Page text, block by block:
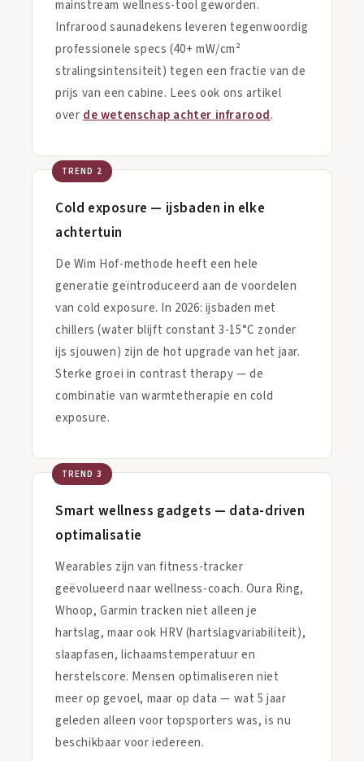
mainstream wellness-tool geworden.
Infrarood saunadekens leveren tegenwoordig
professionele specs (40+ mW/cm²
stralingsintensiteit) tegen een fractie van de
prijs van een cabine. Lees ook ons artikel
over de wetenschap achter infrarood.
TREND 2
Cold exposure — ijsbaden in elke
achtertuin
De Wim Hof-methode heeft een hele
generatie geïntroduceerd aan de voordelen
van cold exposure. In 2026: ijsbaden met
chillers (water blijft constant 3-15°C zonder
ijs sjouwen) zijn de hot upgrade van het jaar.
Sterke groei in contrast therapy — de
combinatie van warmtetherapie en cold
exposure.
TREND 3
Smart wellness gadgets — data-driven
optimalisatie
Wearables zijn van fitness-tracker
geëvolueerd naar wellness-coach. Oura Ring,
Whoop, Garmin tracken niet alleen je
hartslag, maar ook HRV (hartslagvariabiliteit),
slaapfasen, lichaamstemperatuur en
herstelscore. Mensen optimaliseren niet
meer op gevoel, maar op data — wat 5 jaar
geleden alleen voor topsporters was, is nu
beschikbaar voor iedereen.